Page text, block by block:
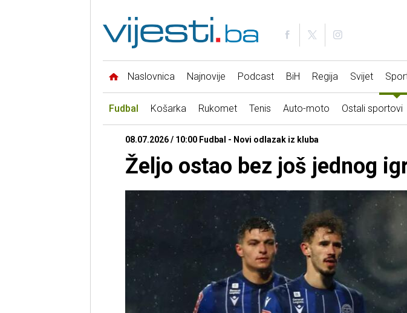
Naslovnica Najnovije Podcast BiH Regija Svijet
Fudbal Košarka Rukomet Tenis Auto-moto Ostali sportovi
08.07.2026 / 10:00 Fudbal - Novi odlazak iz kluba
Željo ostao bez još jednog